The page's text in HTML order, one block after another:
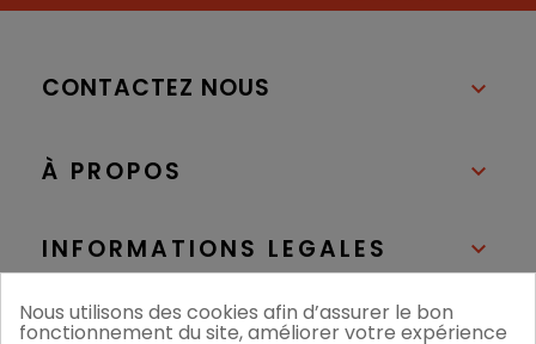
CONTACTEZ NOUS 
À PROPOS 
INFORMATIONS LEGALES 
NOS BOUTIQUES 
Nous utilisons des cookies afin d’assurer le bon
fonctionnement du site, améliorer votre expérience